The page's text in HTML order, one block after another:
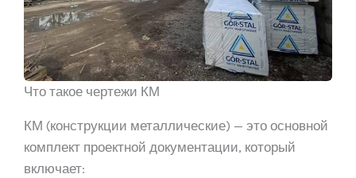
Что такое чертежи КМ
КМ (конструкции металлические) — это основной
комплект проектной документации, который
включает: